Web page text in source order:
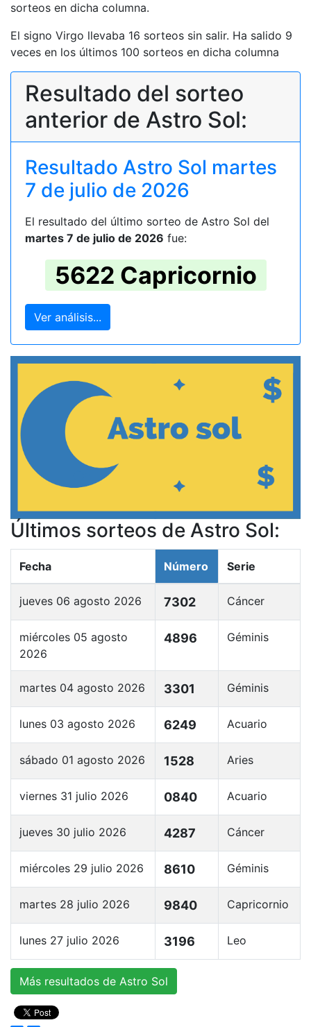
sorteos en dicha columna.
El signo Virgo llevaba 16 sorteos sin salir. Ha salido 9
veces en los últimos 100 sorteos en dicha columna
Resultado del sorteo
anterior de Astro Sol:
Resultado Astro Sol martes
7 de julio de 2026
El resultado del último sorteo de Astro Sol del
martes 7 de julio de 2026 fue:
5622 Capricornio
Ver análisis...
Últimos sorteos de Astro Sol:
Fecha Número Serie
jueves 06 agosto 2026 7302 Cáncer
miércoles 05 agosto
2026
4896 Géminis
martes 04 agosto 2026 3301 Géminis
lunes 03 agosto 2026 6249 Acuario
sábado 01 agosto 2026 1528 Aries
viernes 31 julio 2026 0840 Acuario
jueves 30 julio 2026 4287 Cáncer
miércoles 29 julio 2026 8610 Géminis
martes 28 julio 2026 9840 Capricornio
lunes 27 julio 2026 3196 Leo
Más resultados de Astro Sol